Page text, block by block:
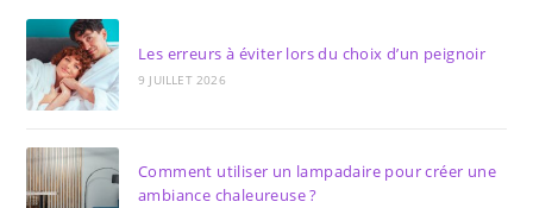
Les erreurs à éviter lors du choix d’un peignoir
9 JUILLET 2026
Comment utiliser un lampadaire pour créer une
ambiance chaleureuse ?